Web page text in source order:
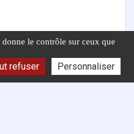
le contrôle sur ceux que
refuser Personnaliser